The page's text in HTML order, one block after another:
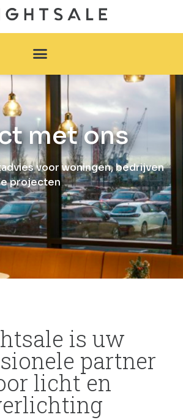
met ons
voor woningen, bedrijven
projecten
is uw
partner
licht en